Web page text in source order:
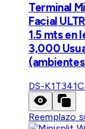
Terminal
Facial
1.5 mts en
3,000
DS-
Reemplazo